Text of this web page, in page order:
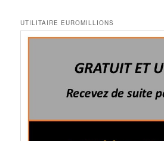
UTILITAIRE EUROMILLIONS